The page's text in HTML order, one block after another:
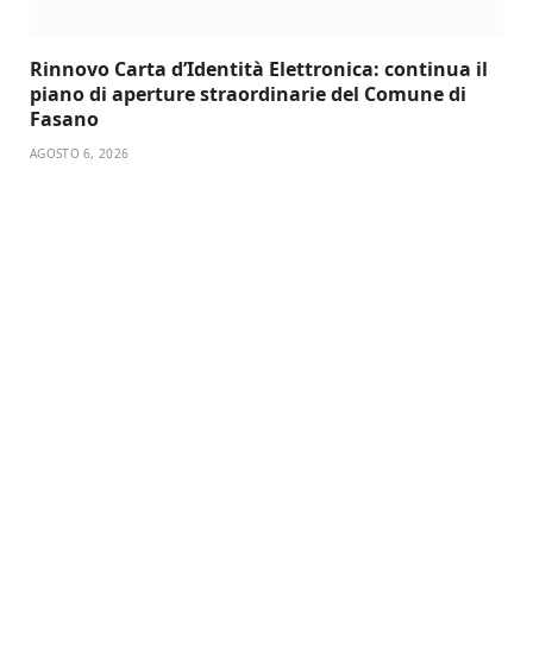
Rinnovo Carta d’Identità Elettronica: continua il
piano di aperture straordinarie del Comune di
Fasano
AGOSTO 6, 2026